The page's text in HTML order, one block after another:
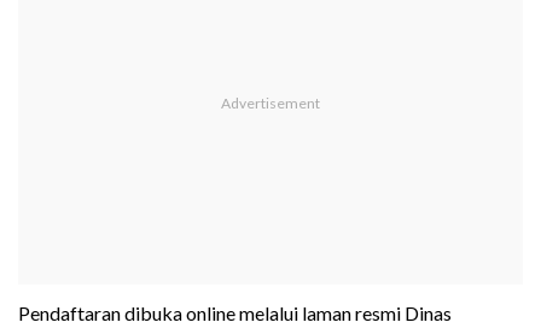
Pendaftaran dibuka online melalui laman resmi Dinas